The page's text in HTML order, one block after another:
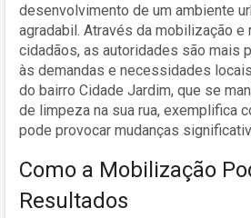
desenvolvimento de um ambiente
agradabil. Através da mobilização e
cidadãos, as autoridades são mais
às demandas e necessidades
do bairro Cidade Jardim, que se
de limpeza na sua rua, exemplifica
pode provocar mudanças
Como a Mobilização
Resultados